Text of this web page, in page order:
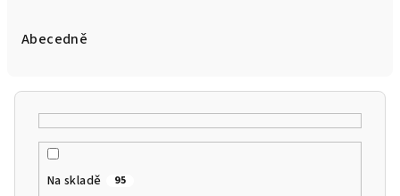
Abecedně
Na skladě 95